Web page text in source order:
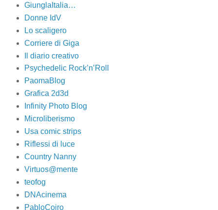
GiunglaItalia…
Donne IdV
Lo scaligero
Corriere di Giga
Il diario creativo
Psychedelic Rock’n’Roll
PaomaBlog
Grafica 2d3d
Infinity Photo Blog
Microliberismo
Usa comic strips
Riflessi di luce
Country Nanny
Virtuos@mente
teofog
DNAcinema
PabloCoiro